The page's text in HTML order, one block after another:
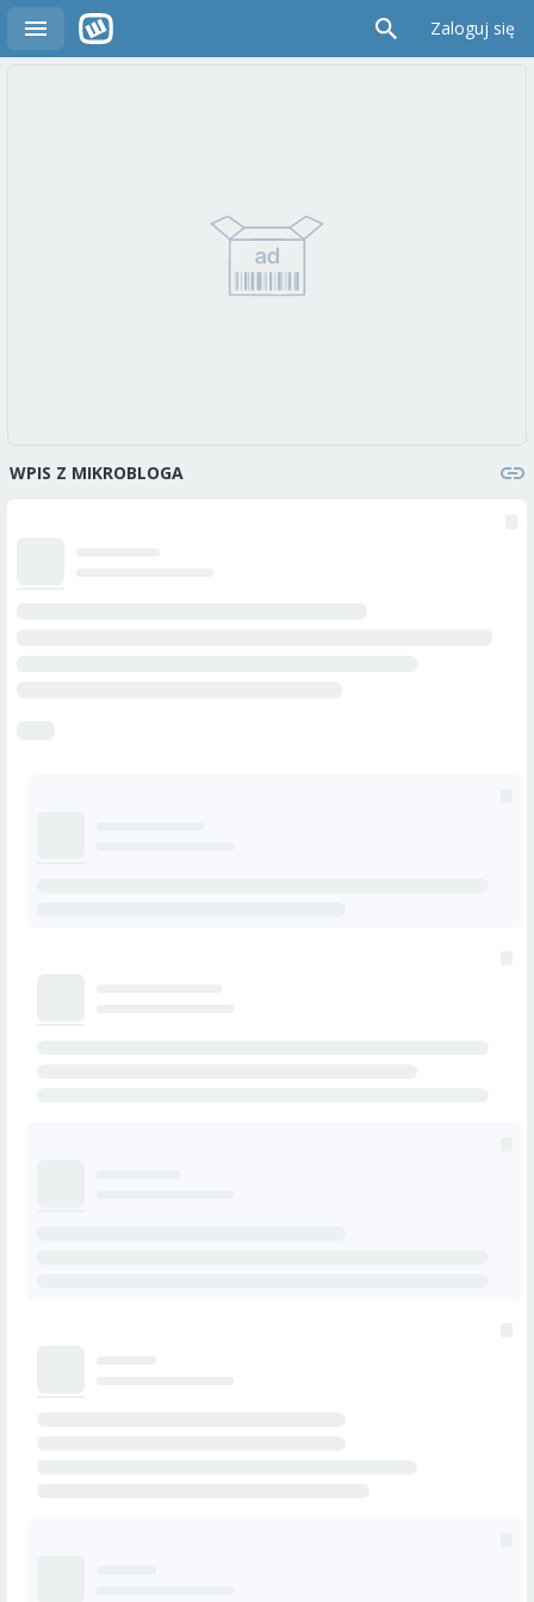
Zaloguj się
WPIS Z MIKROBLOGA